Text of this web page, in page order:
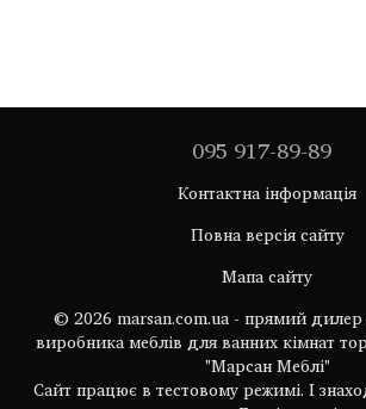
095 917-89-89
Контактна інформація
Повна версія сайту
Мапа сайту
© 2026 marsan.com.ua - прямий дилер
виробника меблів для ванних кімнат
"Марсан Меблі"
Сайт працює в тестовому режимі. І